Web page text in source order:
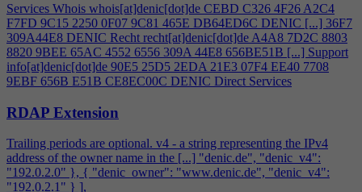
Services Whois whois[at]denic[dot]de CEBD C326 4F26 A2C4
F7FD 9C15 2250 0F07 9C81 465E DB64ED6C DENIC [...] 36F7
309A44E8 DENIC Recht recht[at]denic[dot]de A4A8 7D2C 8803
8820 9BEE 65AC 4552 6556 309A 44E8 656BE51B [...] Support
info[at]denic[dot]de 90E5 25D5 2EDA 21E3 07F4 EE40 7708
9EBF 656B E51B CE8EC00C DENIC Direct Services
RDAP Extension
Trailing periods are optional. v4 - a string representing the IPv4
address of the owner name in the [...] "denic.de", "denic_v4":
"192.0.2.0" }, { "denic_owner": "www.denic.de", "denic_v4":
"192.0.2.1" } ],